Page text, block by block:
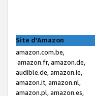
Site d’Amazon
amazon.com.be,
amazon.fr, amazon.de,
audible.de, amazon.ie,
amazon.it, amazon.nl,
amazon.pl, amazon.es,